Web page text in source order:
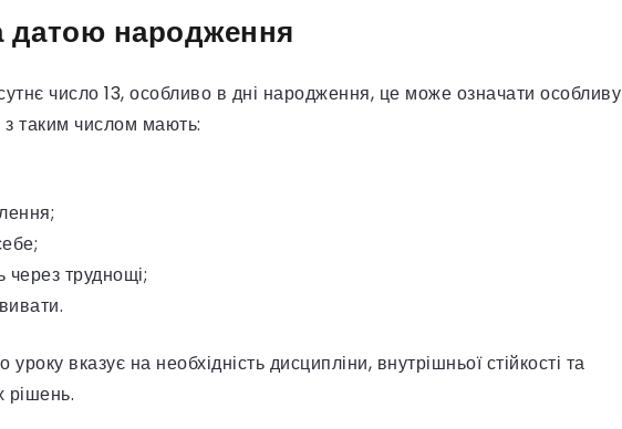
датою народження
число 13, особливо в дні народження, це може означати особливу
таким числом мають:
через труднощі;
вказує на необхідність дисципліни, внутрішньої стійкості та
рішень.